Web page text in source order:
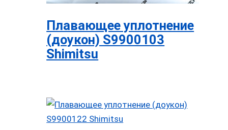
Плавающее уплотнение
(доукон) S9900103
Shimitsu